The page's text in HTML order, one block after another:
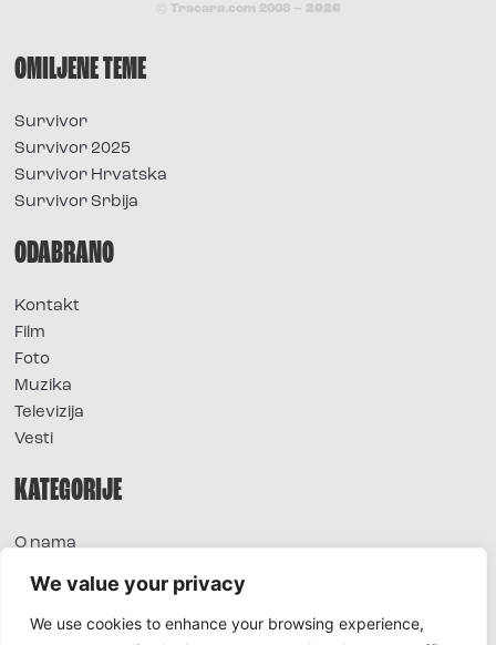
We value your privacy
We use cookies to enhance your browsing experience,
© Tracara.com 2008 – 2026
OMILJENE TEME
Survivor
Survivor 2025
Survivor Hrvatska
Survivor Srbija
ODABRANO
Kontakt
Film
Foto
Muzika
Televizija
Vesti
KATEGORIJE
O nama
Extra
Foto